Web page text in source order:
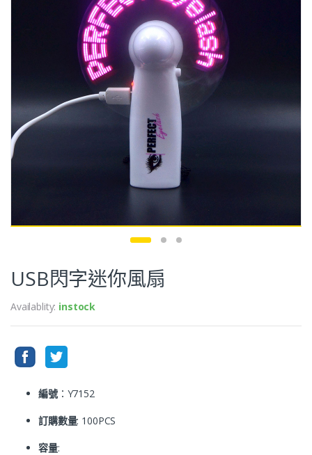
USB閃字迷你風扇
Availablity: instock
編號：Y7152
訂購數量: 100PCS
容量: